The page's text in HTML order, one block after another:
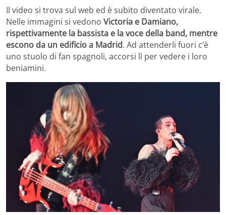
Il video si trova sul web ed è subito diventato virale.
Nelle immagini si vedono Victoria e Damiano,
rispettivamente la bassista e la voce della band, mentre
escono da un edificio a Madrid. Ad attenderli fuori c’è
uno stuolo di fan spagnoli, accorsi lì per vedere i loro
beniamini.